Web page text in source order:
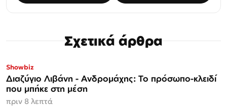
Σχετικά άρθρα
Showbiz
Διαζύγιο Λιβάνη - Ανδρομάχης: Το πρόσωπο-κλειδί
που μπήκε στη μέση
πριν 8 λεπτά